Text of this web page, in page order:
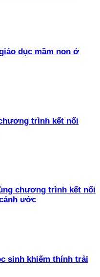
dục mầm non ở
trình kết nối
chương trình kết nối
ước
sinh khiếm thính trải